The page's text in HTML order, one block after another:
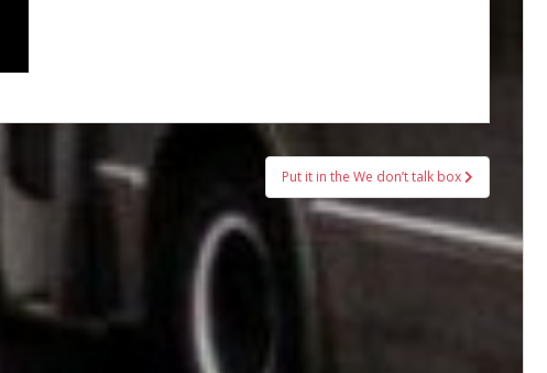
Put it in the We don’t talk box